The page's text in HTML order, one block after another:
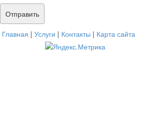
Главная | Услуги | Контакты | Карта сайта